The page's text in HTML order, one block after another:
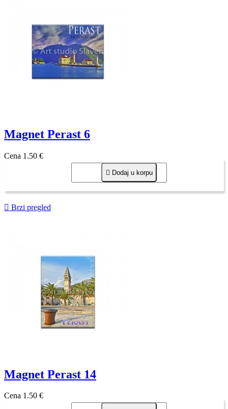
Magnet Perast 6
Cena 1,50 €
 Dodaj u korpu
 Brzi pregled
Magnet Perast 14
Cena 1,50 €